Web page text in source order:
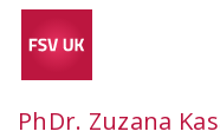
PhDr. Zuzana